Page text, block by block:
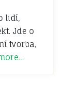
lidí,
Jde o
tvorba,